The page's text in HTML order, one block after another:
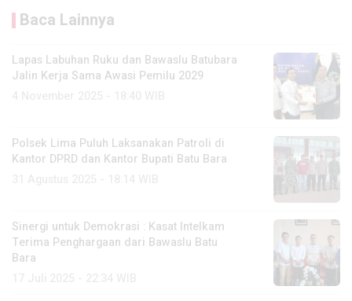
Baca Lainnya
Lapas Labuhan Ruku dan Bawaslu Batubara
Jalin Kerja Sama Awasi Pemilu 2029
Polsek Lima Puluh Laksanakan Patroli di
Kantor DPRD dan Kantor Bupati Batu Bara
Sinergi untuk Demokrasi : Kasat Intelkam
Terima Penghargaan dari Bawaslu Batu
Bara